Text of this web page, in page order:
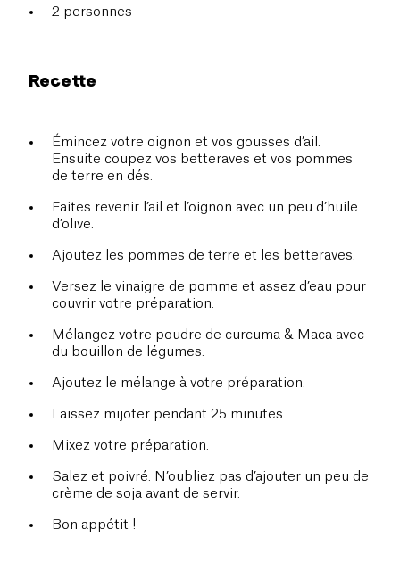
2 personnes
Recette
Émincez votre oignon et vos gousses d’ail.
Ensuite coupez vos betteraves et vos pommes
de terre en dés.
Faites revenir l’ail et l’oignon avec un peu d’huile
d’olive.
Ajoutez les pommes de terre et les betteraves.
Versez le vinaigre de pomme et assez d’eau pour
couvrir votre préparation.
Mélangez votre poudre de curcuma & Maca avec
du bouillon de légumes.
Ajoutez le mélange à votre préparation.
Laissez mijoter pendant 25 minutes.
Mixez votre préparation.
Salez et poivré. N’oubliez pas d’ajouter un peu de
crème de soja avant de servir.
Bon appétit !